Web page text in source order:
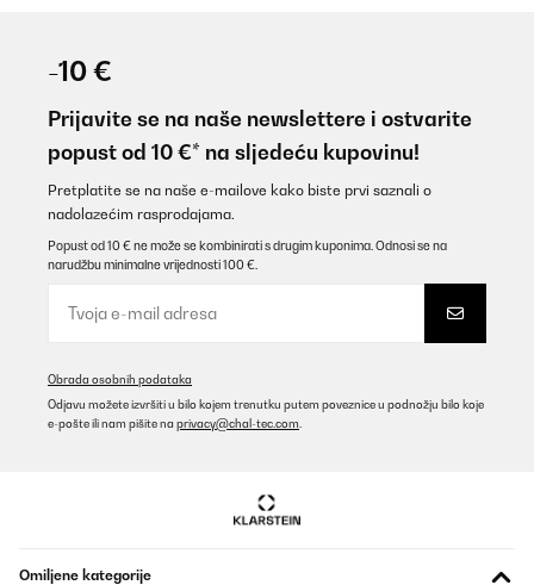
-10 €
Prijavite se na naše newslettere i ostvarite
popust od 10 €* na sljedeću kupovinu!
Pretplatite se na naše e-mailove kako biste prvi saznali o
nadolazećim rasprodajama.
Popust od 10 € ne može se kombinirati s drugim kuponima. Odnosi se na
narudžbu minimalne vrijednosti 100 €.
Obrada osobnih podataka
Odjavu možete izvršiti u bilo kojem trenutku putem poveznice u podnožju bilo koje
e-pošte ili nam pišite na privacy@chal-tec.com
Omiljene kategorije